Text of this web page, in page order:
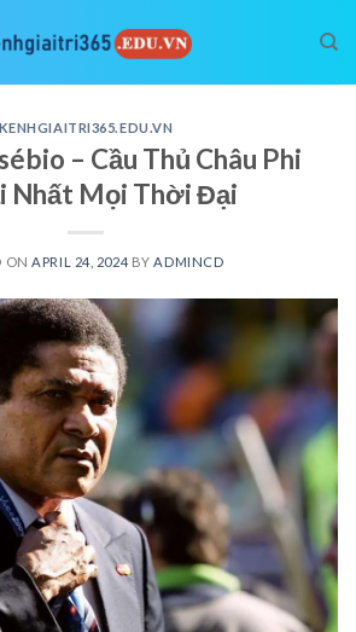
KENHGIAITRI365.EDU.VN
– Cầu Thủ Châu Phi
Nhất Mọi Thời Đại
ON APRIL 24, 2024 BY ADMINCD